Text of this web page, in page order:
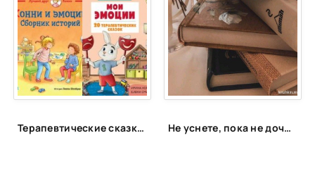
Терапевтические сказки для детей! Не уснете, пока не дочитаете: 15 книг для запойного чтения